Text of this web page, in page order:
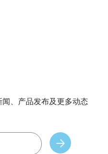
闻、产品发布及更多动态
Subscribe